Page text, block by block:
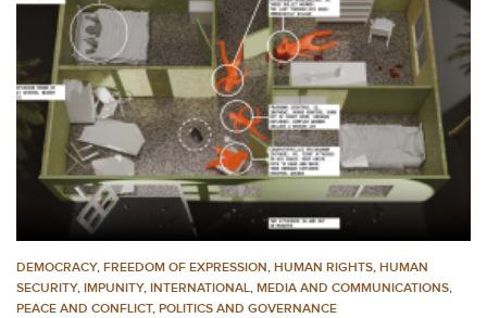
DEMOCRACY, FREEDOM OF EXPRESSION, HUMAN RIGHTS, HUMAN
SECURITY, IMPUNITY, INTERNATIONAL, MEDIA AND COMMUNICATIONS,
PEACE AND CONFLICT, POLITICS AND GOVERNANCE